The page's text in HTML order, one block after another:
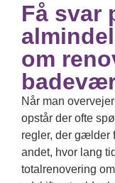
Få svar
om
Når man
opstår der ofte
regler, der gælder
andet, hvor lang
totalrenovering